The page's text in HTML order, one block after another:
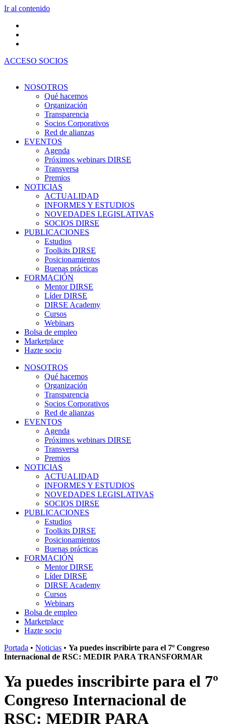
Ir al contenido
ACCESO SOCIOS
NOSOTROS
Qué hacemos
Organización
Transparencia
Socios Corporativos
Red de alianzas
EVENTOS
Agenda
Próximos webinars DIRSE
Transversa
Premios
NOTICIAS
ACTUALIDAD
INFORMES Y ESTUDIOS
NOVEDADES LEGISLATIVAS
SOCIOS DIRSE
PUBLICACIONES
Estudios
Toolkits DIRSE
Posicionamientos
Buenas prácticas
FORMACIÓN
Mentor DIRSE
Líder DIRSE
DIRSE Academy
Cursos
Webinars
Bolsa de empleo
Marketplace
Hazte socio
NOSOTROS
Qué hacemos
Organización
Transparencia
Socios Corporativos
Red de alianzas
EVENTOS
Agenda
Próximos webinars DIRSE
Transversa
Premios
NOTICIAS
ACTUALIDAD
INFORMES Y ESTUDIOS
NOVEDADES LEGISLATIVAS
SOCIOS DIRSE
PUBLICACIONES
Estudios
Toolkits DIRSE
Posicionamientos
Buenas prácticas
FORMACIÓN
Mentor DIRSE
Líder DIRSE
DIRSE Academy
Cursos
Webinars
Bolsa de empleo
Marketplace
Hazte socio
Portada • Noticias • Ya puedes inscribirte para el 7º Congreso
Internacional de RSC: MEDIR PARA TRANSFORMAR
Ya puedes inscribirte para el 7º
Congreso Internacional de
RSC: MEDIR PARA